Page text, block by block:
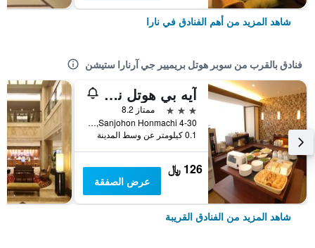
شاهد المزيد من أهم الفنادق في نارا
فنادق بالقرب من سوبر هوتل بريميير جي آرنارا ستيشن
آيه بي هوتل نارا
3 نجوم
ممتاز 8.2
4-30 Sanjohon Honmachi, نارا, اليابان
0.1 كيلومتر عن وسط المدينة
126 ﷼
عرض الصفقة
شاهد المزيد من الفنادق القريبة